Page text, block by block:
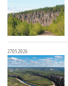
27.05.2026